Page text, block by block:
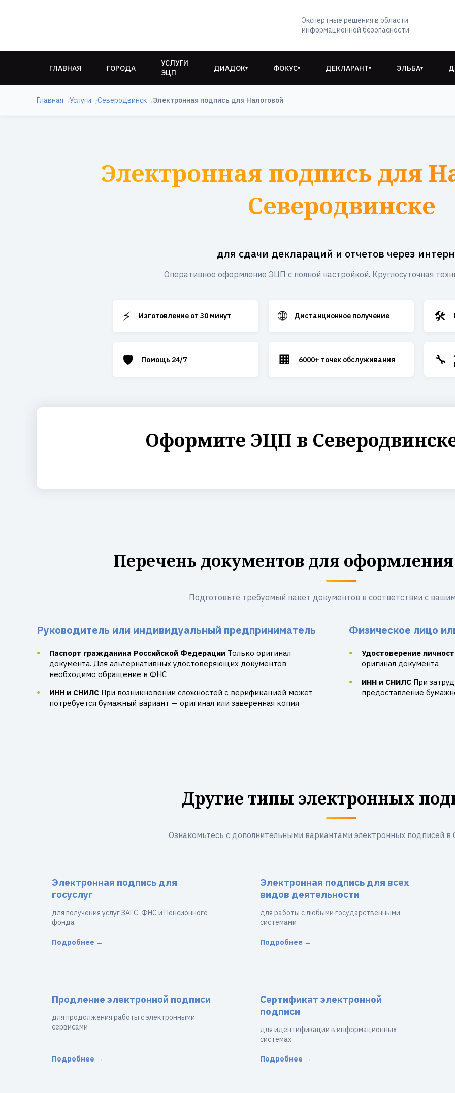
Экспертные решения в области
информационной безопасности
ГЛАВНАЯ ГОРОДА
УСЛУГИ
ЭЦП
ДИАДОК▾ ФОКУС▾ ДЕКЛАРАНТ▾ ЭЛЬБА▾
Главная Услуги Северодвинск Электронная подпись для Налоговой
Электронная подпись для
Северодвинске
для сдачи деклараций и отчетов через
Оперативное оформление ЭЦП с полной настройкой. Круглосуточная
⚡ Изготовление от 30 минут 🌐 Дистанционное получение 🛠️
🛡️ Помощь 24/7 🏢 6000+ точек обслуживания 🔧
Оформите ЭЦП в
Перечень документов для
Подготовьте требуемый пакет документов в соответствии с
Руководитель или индивидуальный предприниматель
Паспорт гражданина Российской Федерации Только оригинал
документа. Для альтернативных удостоверяющих документов
необходимо обращение в ФНС
ИНН и СНИЛС При возникновении сложностей с верификацией может
потребуется бумажный вариант — оригинал или заверенная копия
Физическое лицо
Удостоверение
оригинал документа
ИНН и СНИЛС При
предоставление
Другие типы электронных
Ознакомьтесь с дополнительными вариантами электронных подписей в
Электронная подпись для
госуслуг
для получения услуг ЗАГС, ФНС и Пенсионного
фонда
Подробнее →
Электронная подпись для всех
видов деятельности
для работы с любыми государственными
системами
Подробнее →
Продление электронной подписи
для продолжения работы с электронными
сервисами
Подробнее →
Сертификат электронной
подписи
для идентификации в информационных
системах
Подробнее →